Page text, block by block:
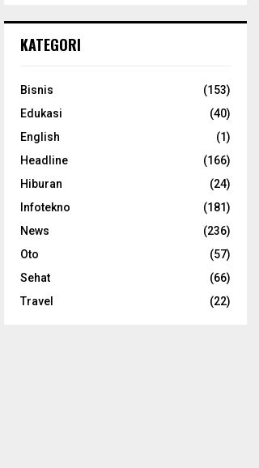
KATEGORI
Bisnis
(153)
Edukasi
(40)
English
(1)
Headline
(166)
Hiburan
(24)
Infotekno
(181)
News
(236)
Oto
(57)
Sehat
(66)
Travel
(22)